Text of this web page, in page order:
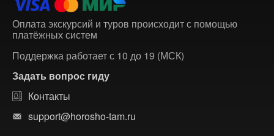
Оплата экскурсий и туров происходит с помощью
платёжных систем
Поддержка работает с 10 до 19 (МСК)
Задать вопрос гиду
Контакты
support@horosho-tam.ru